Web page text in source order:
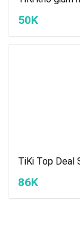
50K
TiKi Top Deal
86K